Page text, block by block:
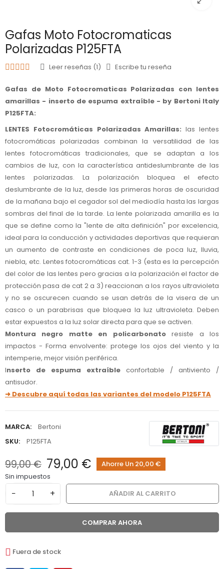
Gafas Moto Fotocromaticas
Polarizadas P125FTA
Leer reseñas (1) Escribe tu reseña
Gafas de Moto Fotocromaticas Polarizadas con lentes
amarillas - inserto de espuma extraíble - by Bertoni Italy
P125FTA:
LENTES Fotocromáticas Polarizadas Amarillas: las lentes
fotocromáticas polarizadas combinan la versatilidad de las
lentes fotocromáticas tradicionales, que se adaptan a los
cambios de luz, con la característica antideslumbrante de las
lentes polarizadas. La polarización bloquea el efecto
deslumbrante de la luz, desde las primeras horas de oscuridad
de la mañana bajo el cegador sol del mediodía hasta las largas
sombras del final de la tarde. La lente polarizada amarilla es la
que se define como la "lente de alta definición" por excelencia,
ideal para la conducción y actividades deportivas que requieran
un aumento de contraste en condiciones de poca luz, lluvia,
niebla, etc. Lentes fotocromáticas cat. 1-3 (esta es la percepción
del color de las lentes pero gracias a la polarización el factor de
protección pasa de cat 2 a 3) reaccionan a los rayos ultravioleta
y no se oscurecen cuando se usan detrás de la visera de un
casco o un parabrisas que bloquea la luz ultravioleta. Deben
estar expuestos a la luz solar directa para que se activen.
Montura negro matte en policarbonatoresiste a los
impactos - Forma envolvente: protege los ojos del viento y la
intemperie, mejor visión periférica.
Inserto de espuma extraíble confortable / antiviento /
antisudor.
➜ Descubre aquí todas las variantes del modelo P125FTA
MARCA:
Bertoni
SKU:
P125FTA
99,00 € 79,00 €
Ahorre Un 20,00 €
Sin impuestos
− + AÑADIR AL CARRITO
COMPRAR AHORA
Fuera de stock